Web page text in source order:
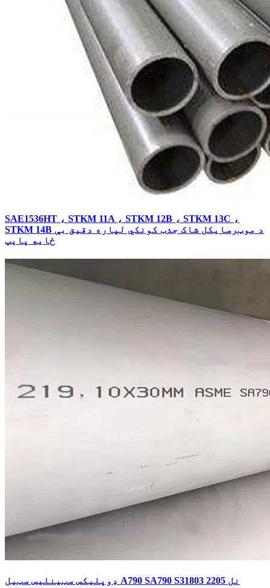
SAE1536HT ، STKM 11A ، STKM 12B ، STKM 13C ،
STKM 14B د موټرسایکل شاک جذب کونکي لپاره دقیق بې
ځایه پایپ
ډوپلیکس سټینلیس سټیل A790 SA790 S31803 2205 نل